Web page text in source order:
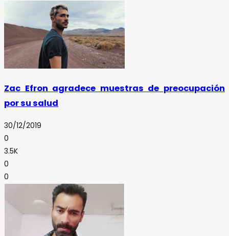
Zac Efron agradece muestras de preocupación
por su salud
30/12/2019
0
3.5K
0
0